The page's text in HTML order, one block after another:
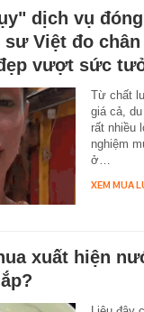
dịch vụ
sư Việt đo
vượt sức
Từ chất
giá cả,
rất nhiều
nghiệm
ở…
XEM MUA
xuất hiện